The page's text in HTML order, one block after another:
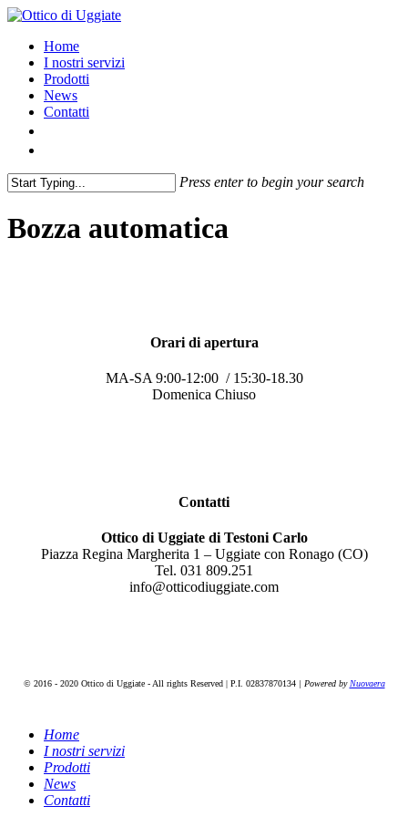
Home
I nostri servizi
Prodotti
News
Contatti
Press enter to begin your search
Bozza automatica
Orari di apertura
MA-SA 9:00-12:00 / 15:30-18.30
Domenica Chiuso
Contatti
Ottico di Uggiate di Testoni Carlo
Piazza Regina Margherita 1 – Uggiate con Ronago (CO)
Tel. 031 809.251
info@otticodiuggiate.com
© 2016 - 2020 Ottico di Uggiate - All rights Reserved | P.I. 02837870134| Powered byNuovaera
Home
I nostri servizi
Prodotti
News
Contatti